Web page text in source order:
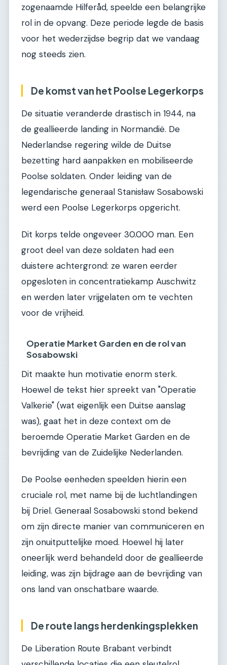
zogenaamde Hilferåd, speelde een belangrijke
rol in de opvang. Deze periode legde de basis
voor het wederzijdse begrip dat we vandaag
nog steeds zien.
De komst van het Poolse Legerkorps
De situatie veranderde drastisch in 1944, na
de geallieerde landing in Normandië. De
Nederlandse regering wilde de Duitse
bezetting hard aanpakken en mobiliseerde
Poolse soldaten. Onder leiding van de
legendarische generaal Stanisław Sosabowski
werd een Poolse Legerkorps opgericht.
Dit korps telde ongeveer 30.000 man. Een
groot deel van deze soldaten had een
duistere achtergrond: ze waren eerder
opgesloten in concentratiekamp Auschwitz
en werden later vrijgelaten om te vechten
voor de vrijheid.
Operatie Market Garden en de rol van
Sosabowski
Dit maakte hun motivatie enorm sterk.
Hoewel de tekst hier spreekt van "Operatie
Valkerie" (wat eigenlijk een Duitse aanslag
was), gaat het in deze context om de
beroemde Operatie Market Garden en de
bevrijding van de Zuidelijke Nederlanden.
De Poolse eenheden speelden hierin een
cruciale rol, met name bij de luchtlandingen
bij Driel. Generaal Sosabowski stond bekend
om zijn directe manier van communiceren en
zijn onuitputtelijke moed. Hoewel hij later
oneerlijk werd behandeld door de geallieerde
leiding, was zijn bijdrage aan de bevrijding van
ons land van onschatbare waarde.
De route langs herdenkingsplekken
De Liberation Route Brabant verbindt